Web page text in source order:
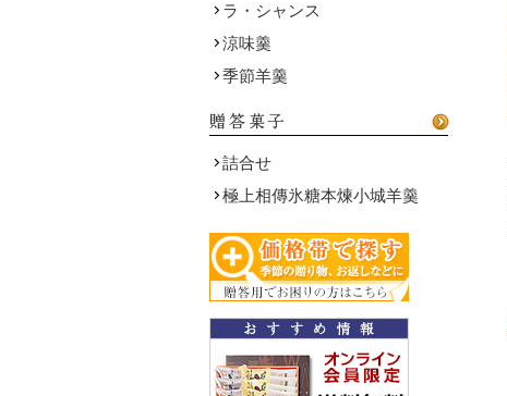
ラ・シャンス
涼味羹
季節羊羹
詰合せ
極上相傳氷糖本煉小城羊羹